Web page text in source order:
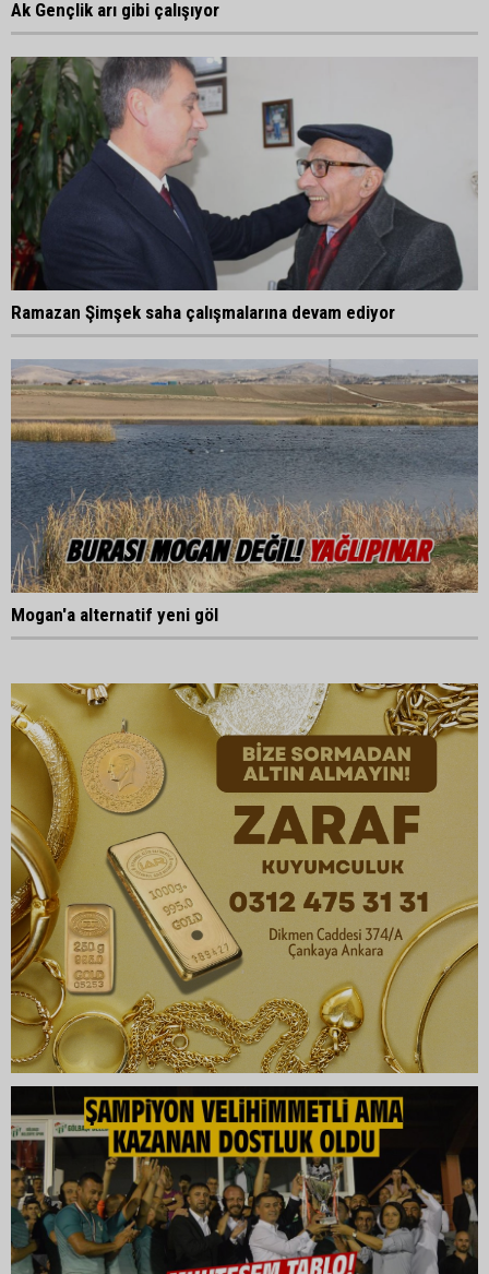
Ak Gençlik arı gibi çalışıyor
Ramazan Şimşek saha çalışmalarına devam ediyor
Mogan'a alternatif yeni göl